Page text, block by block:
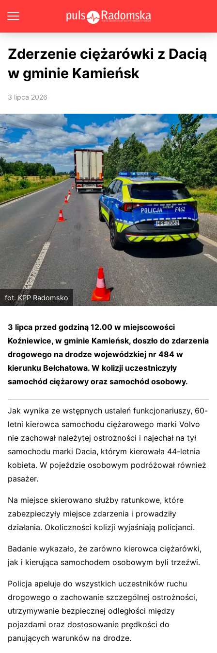
Zderzenie ciężarówki z Dacią
w gminie Kamieńsk
3 lipca 2026
fot. KPP Radomsko
3 lipca przed godziną 12.00 w miejscowości
Koźniewice, w gminie Kamieńsk, doszło do zdarzenia
drogowego na drodze wojewódzkiej nr 484 w
kierunku Bełchatowa. W kolizji uczestniczyły
samochód ciężarowy oraz samochód osobowy.
Jak wynika ze wstępnych ustaleń funkcjonariuszy, 60-
letni kierowca samochodu ciężarowego marki Volvo
nie zachował należytej ostrożności i najechał na tył
samochodu marki Dacia, którym kierowała 44-letnia
kobieta. W pojeździe osobowym podróżował również
pasażer.
Na miejsce skierowano służby ratunkowe, które
zabezpieczyły miejsce zdarzenia i prowadziły
działania. Okoliczności kolizji wyjaśniają policjanci.
Badanie wykazało, że zarówno kierowca ciężarówki,
jak i kierująca samochodem osobowym byli trzeźwi.
Policja apeluje do wszystkich uczestników ruchu
drogowego o zachowanie szczególnej ostrożności,
utrzymywanie bezpiecznej odległości między
pojazdami oraz dostosowanie prędkości do
panujących warunków na drodze.